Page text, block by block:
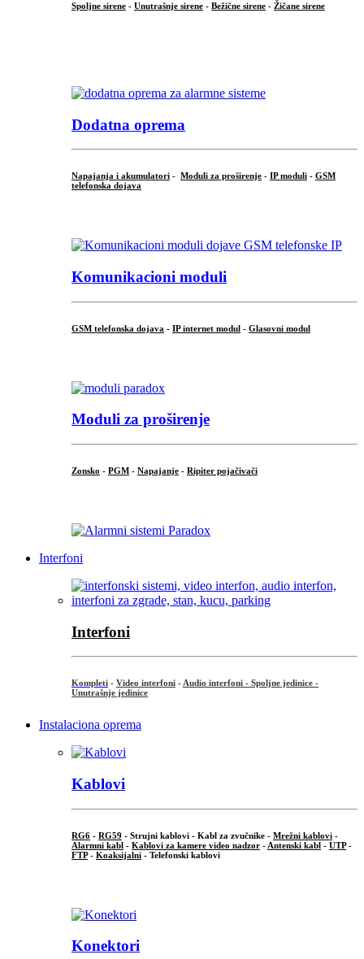
Spoljne sirene - Unutrašnje sirene - Bežične sirene - Žičane sirene
Dodatna oprema
Napajanja i akumulatori - Moduli za proširenje - IP moduli - GSM
telefonska dojava
Komunikacioni moduli
GSM telefonska dojava - IP internet modul - Glasovni modul
Moduli za proširenje
Zonsko - PGM - Napajanje - Ripiter pojačivači
Interfoni
Interfoni
Kompleti - Video interfoni - Audio interfoni - Spoljne jedinice -
Unutrašnje jedinice
Instalaciona oprema
Kablovi
RG6 - RG59 - Strujni kablovi - Kabl za zvučnike - Mrežni kablovi -
Alarmni kabl - Kablovi za kamere video nadzor - Antenski kabl - UTP-
FTP- Koaksijalni - Telefonski kablovi
Konektori